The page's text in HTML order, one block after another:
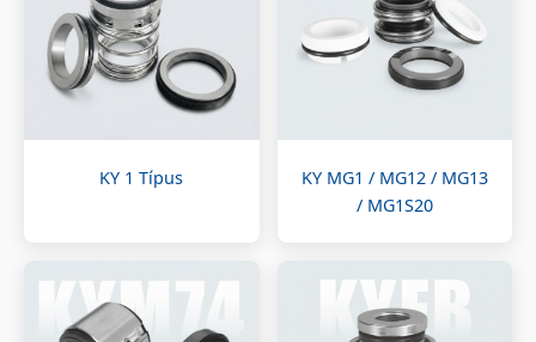
KY 1 Típus
KY MG1 / MG12 / MG13
/ MG1S20